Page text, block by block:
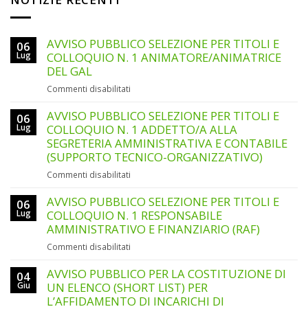
06
Lug
AVVISO PUBBLICO SELEZIONE PER TITOLI E
COLLOQUIO N. 1 ANIMATORE/ANIMATRICE
DEL GAL
Commenti disabilitati
PUBBLICO
SELEZIONE
PER
TITOLI
E
1
ANIMATORE/ANIMATRICE
DEL
GAL
06
Lug
AVVISO PUBBLICO SELEZIONE PER TITOLI E
COLLOQUIO N. 1 ADDETTO/A ALLA
SEGRETERIA AMMINISTRATIVA E CONTABILE
(SUPPORTO TECNICO-ORGANIZZATIVO)
Commenti disabilitati
PUBBLICO
SELEZIONE
PER
TITOLI
N.
1
ADDETTO/A
06
Lug
AVVISO PUBBLICO SELEZIONE PER TITOLI E
COLLOQUIO N. 1 RESPONSABILE
AMMINISTRATIVO E FINANZIARIO (RAF)
Commenti disabilitati
PUBBLICO
SELEZIONE
PER
04
Giu
AVVISO PUBBLICO PER LA COSTITUZIONE DI
UN ELENCO (SHORT LIST) PER
L’AFFIDAMENTO DI INCARICHI DI